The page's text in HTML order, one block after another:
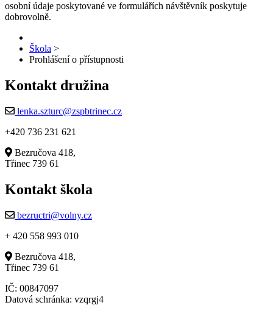
osobní údaje poskytované ve formulářích návštěvník poskytuje
dobrovolně.
Škola >
Prohlášení o přístupnosti
Kontakt družina
lenka.szturc@zspbtrinec.cz
+420 736 231 621
Bezručova 418,
Třinec 739 61
Kontakt škola
bezructri@volny.cz
+ 420 558 993 010
Bezručova 418,
Třinec 739 61
IČ: 00847097
Datová schránka: vzqrgj4